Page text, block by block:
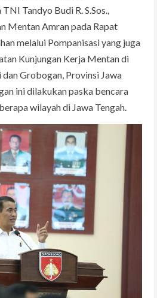
Tandyo Budi R. S.Sos.,
Mentan Amran pada Rapat
melalui Pompanisasi yang juga
Kunjungan Kerja Mentan di
Grobogan, Provinsi Jawa
ini dilakukan paska bencara
wilayah di Jawa Tengah.